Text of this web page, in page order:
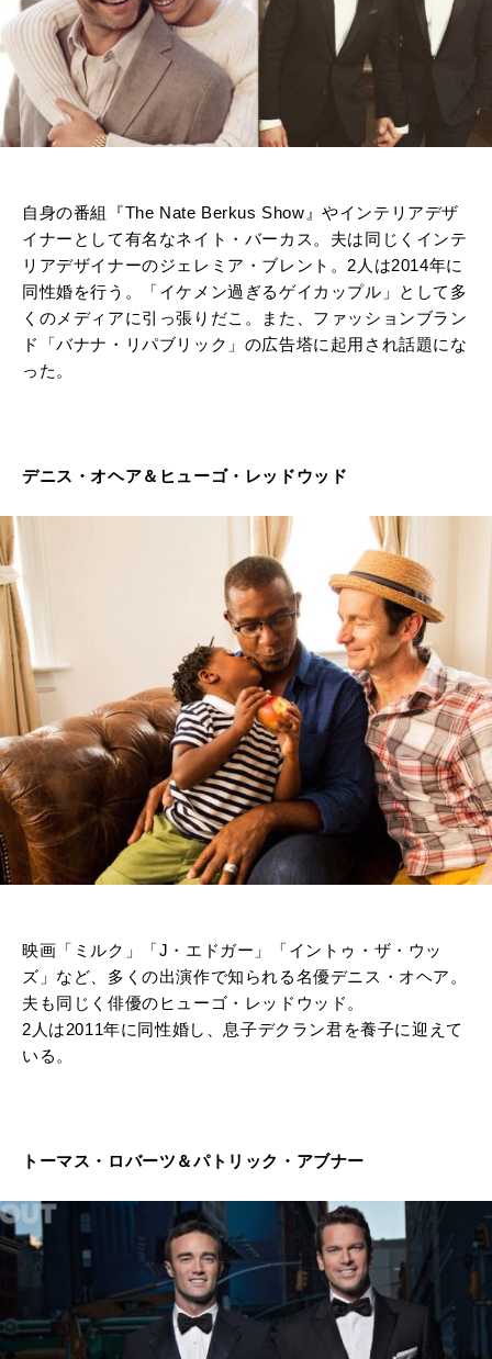
自身の番組『The Nate Berkus Show』やインテリアデザ
イナーとして有名なネイト・バーカス。夫は同じくインテ
リアデザイナーのジェレミア・ブレント。2人は2014年に
同性婚を行う。「イケメン過ぎるゲイカップル」として多
くのメディアに引っ張りだこ。また、ファッションブラン
ド「バナナ・リパブリック」の広告塔に起用され話題にな
った。
デニス・オヘア＆ヒューゴ・レッドウッド
映画「ミルク」「J・エドガー」「イントゥ・ザ・ウッ
ズ」など、多くの出演作で知られる名優デニス・オヘア。
夫も同じく俳優のヒューゴ・レッドウッド。
2人は2011年に同性婚し、息子デクラン君を養子に迎えて
いる。
トーマス・ロバーツ＆パトリック・アブナー